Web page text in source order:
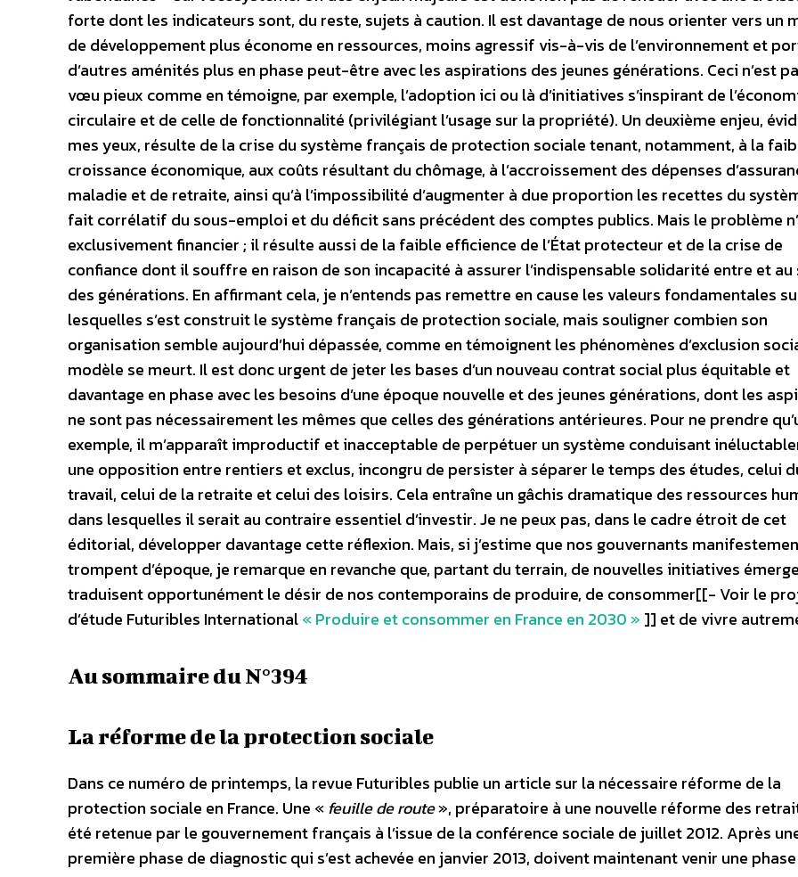
forte dont les indicateurs sont, du reste, sujets à caution. Il est davantage de nous orienter vers un
de développement plus économe en ressources, moins agressif vis-à-vis de l’environnement et
d’autres aménités plus en phase peut-être avec les aspirations des jeunes générations. Ceci n’est
vœu pieux comme en témoigne, par exemple, l’adoption ici ou là d’initiatives s’inspirant de
circulaire et de celle de fonctionnalité (privilégiant l’usage sur la propriété). Un deuxième enjeu,
mes yeux, résulte de la crise du système français de protection sociale tenant, notamment, à la
croissance économique, aux coûts résultant du chômage, à l’accroissement des dépenses
maladie et de retraite, ainsi qu’à l’impossibilité d’augmenter à due proportion les recettes du
fait corrélatif du sous-emploi et du déficit sans précédent des comptes publics. Mais le problème
exclusivement financier ; il résulte aussi de la faible efficience de l’État protecteur et de la crise de
confiance dont il souffre en raison de son incapacité à assurer l’indispensable solidarité entre et au
des générations. En affirmant cela, je n’entends pas remettre en cause les valeurs fondamentales
lesquelles s’est construit le système français de protection sociale, mais souligner combien son
organisation semble aujourd’hui dépassée, comme en témoignent les phénomènes d’exclusion
modèle se meurt. Il est donc urgent de jeter les bases d’un nouveau contrat social plus équitable et
davantage en phase avec les besoins d’une époque nouvelle et des jeunes générations, dont les
ne sont pas nécessairement les mêmes que celles des générations antérieures. Pour ne prendre
exemple, il m’apparaît improductif et inacceptable de perpétuer un système conduisant
une opposition entre rentiers et exclus, incongru de persister à séparer le temps des études, celui
travail, celui de la retraite et celui des loisirs. Cela entraîne un gâchis dramatique des ressources
dans lesquelles il serait au contraire essentiel d’investir. Je ne peux pas, dans le cadre étroit de cet
éditorial, développer davantage cette réflexion. Mais, si j’estime que nos gouvernants
trompent d’époque, je remarque en revanche que, partant du terrain, de nouvelles initiatives
traduisent opportunément le désir de nos contemporains de produire, de consommer[[- Voir le
d’étude Futuribles International« Produire et consommer en France en 2030 » ]] et de vivre
Au sommaire du N°394
La réforme de la protection sociale
Dans ce numéro de printemps, la revue Futuribles publie un article sur la nécessaire réforme de la
protection sociale en France. Une «feuille de route», préparatoire à une nouvelle réforme des
été retenue par le gouvernement français à l’issue de la conférence sociale de juillet 2012. Après
première phase de diagnostic qui s’est achevée en janvier 2013, doivent maintenant venir une phase